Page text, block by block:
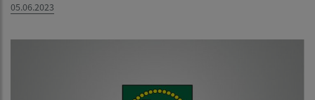
05.06.2023